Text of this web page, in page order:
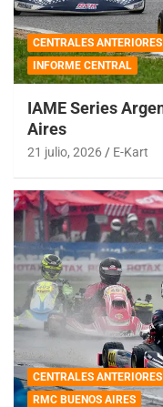
CENTRALES ANTERIORES
INFORME CENTRAL
IAME Series
Aires
21 julio, 2026 E-Kart
CENTRALES ANTERIORES
RMC BUENOS AIRES